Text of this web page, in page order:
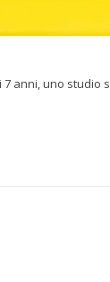
7 anni, uno studio